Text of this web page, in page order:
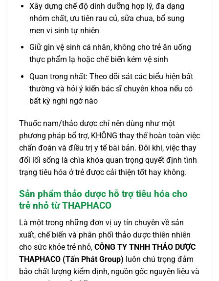
Xây dựng chế độ dinh dưỡng hợp lý, đa dạng
nhóm chất, ưu tiên rau củ, sữa chua, bổ sung
men vi sinh tự nhiên
Giữ gìn vệ sinh cá nhân, không cho trẻ ăn uống
thực phẩm lạ hoặc chế biến kém vệ sinh
Quan trọng nhất: Theo dõi sát các biểu hiện bất
thường và hỏi ý kiến bác sĩ chuyên khoa nếu có
bất kỳ nghi ngờ nào
Thuốc nam/thảo dược chỉ nên dùng như một
phương pháp bổ trợ, KHÔNG thay thế hoàn toàn việc
chẩn đoán và điều trị y tế bài bản. Đôi khi, việc thay
đổi lối sống là chìa khóa quan trọng quyết định tình
trạng tiêu hóa ở trẻ được cải thiện tốt hay không.
Sản phẩm thảo dược hỗ trợ tiêu hóa cho
trẻ nhỏ từ THAPHACO
Là một trong những đơn vị uy tín chuyên về sản
xuất, chế biến và phân phối thảo dược thiên nhiên
cho sức khỏe trẻ nhỏ, CÔNG TY TNHH THẢO DƯỢC
THAPHACO (Tấn Phát Group) luôn chú trọng đảm
bảo chất lượng kiểm định, nguồn gốc nguyên liệu và